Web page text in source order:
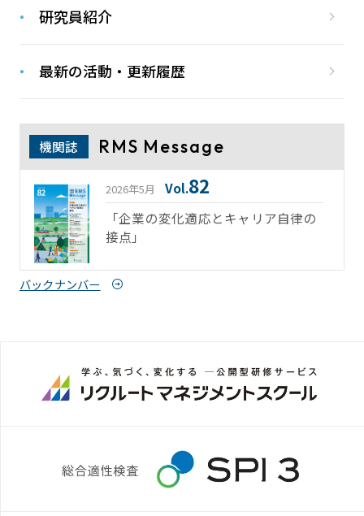
研究員紹介
最新の活動・更新履歴
機関誌 RMS Message
「企業の変化適応とキャリア自律の
接点」
2026年5月 Vol.82
バックナンバー